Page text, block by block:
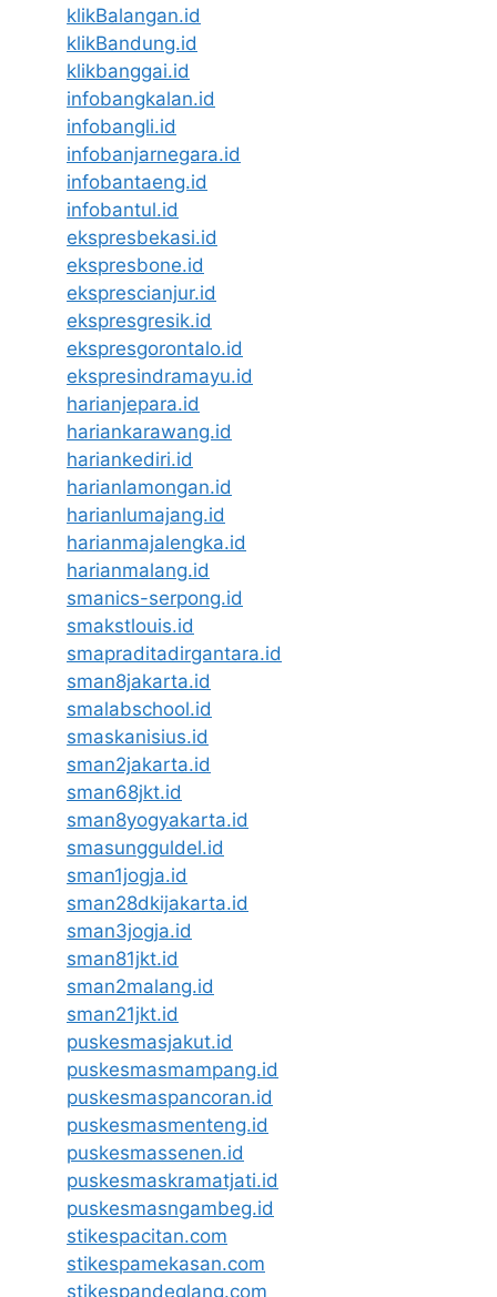
klikBalangan.id
klikBandung.id
klikbanggai.id
infobangkalan.id
infobangli.id
infobanjarnegara.id
infobantaeng.id
infobantul.id
ekspresbekasi.id
ekspresbone.id
eksprescianjur.id
ekspresgresik.id
ekspresgorontalo.id
ekspresindramayu.id
harianjepara.id
hariankarawang.id
hariankediri.id
harianlamongan.id
harianlumajang.id
harianmajalengka.id
harianmalang.id
smanics-serpong.id
smakstlouis.id
smapraditadirgantara.id
sman8jakarta.id
smalabschool.id
smaskanisius.id
sman2jakarta.id
sman68jkt.id
sman8yogyakarta.id
smasungguldel.id
sman1jogja.id
sman28dkijakarta.id
sman3jogja.id
sman81jkt.id
sman2malang.id
sman21jkt.id
puskesmasjakut.id
puskesmasmampang.id
puskesmaspancoran.id
puskesmasmenteng.id
puskesmassenen.id
puskesmaskramatjati.id
puskesmasngambeg.id
stikespacitan.com
stikespamekasan.com
stikespandeglang.com